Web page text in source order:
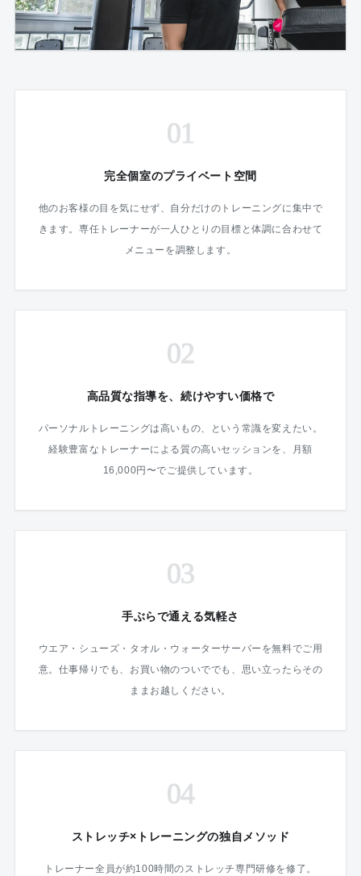
01
完全個室のプライベート空間
他のお客様の目を気にせず、自分だけのトレーニングに集中で
きます。専任トレーナーが一人ひとりの目標と体調に合わせて
メニューを調整します。
02
高品質な指導を、続けやすい価格で
パーソナルトレーニングは高いもの、という常識を変えたい。
経験豊富なトレーナーによる質の高いセッションを、月額
16,000円〜でご提供しています。
03
手ぶらで通える気軽さ
ウエア・シューズ・タオル・ウォーターサーバーを無料でご用
意。仕事帰りでも、お買い物のついででも、思い立ったらその
ままお越しください。
04
ストレッチ×トレーニングの独自メソッド
トレーナー全員が約100時間のストレッチ専門研修を修了。